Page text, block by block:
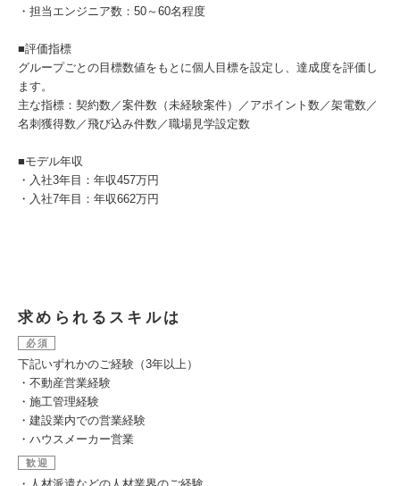
・担当エンジニア数：50～60名程度
■評価指標
グループごとの目標数値をもとに個人目標を設定し、達成度を評価し
ます。
主な指標：契約数／案件数（未経験案件）／アポイント数／架電数／
名刺獲得数／飛び込み件数／職場見学設定数
■モデル年収
・入社3年目：年収457万円
・入社7年目：年収662万円
求められるスキルは
必須
下記いずれかのご経験（3年以上）
・不動産営業経験
・施工管理経験
・建設業内での営業経験
・ハウスメーカー営業
歓迎